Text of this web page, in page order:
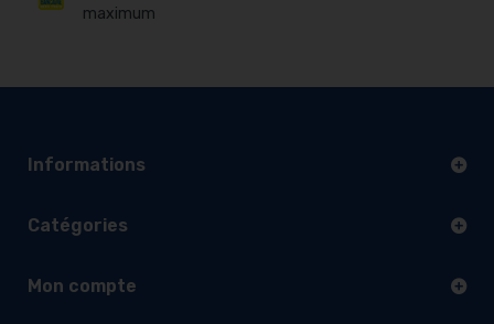
maximum
Informations
Catégories
Mon compte